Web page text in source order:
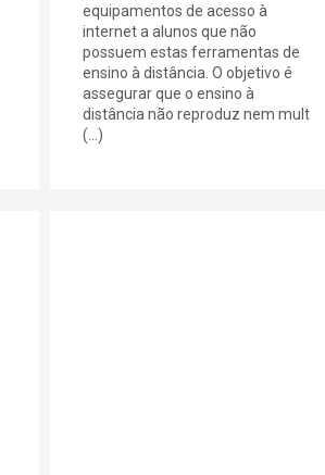
equipamentos de acesso à
internet a alunos que não
possuem estas ferramentas de
ensino à distância. O objetivo é
assegurar que o ensino à
distância não reproduz nem mult
(...)